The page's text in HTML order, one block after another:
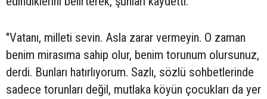
"Vatanı, milleti sevin. Asla zarar vermeyin. O zaman
benim mirasıma sahip olur, benim torunum olursunuz,
derdi. Bunları hatırlıyorum. Sazlı, sözlü sohbetlerinde
sadece torunları değil, mutlaka köyün çocukları da yer